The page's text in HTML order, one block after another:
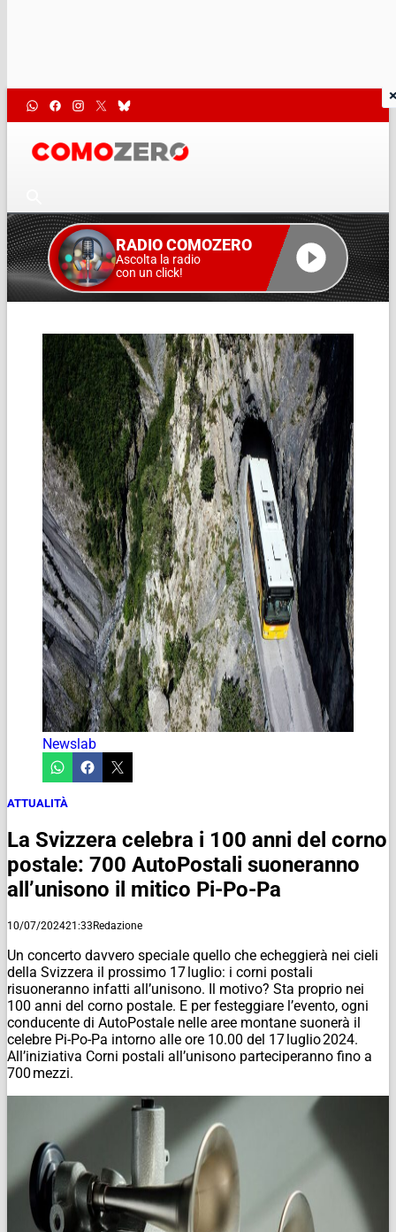
RADIO COMOZERO
Ascolta la radio
con un click!
Newslab
ATTUALITÀ
La Svizzera celebra i 100 anni del corno
postale: 700 AutoPostali suoneranno
all’unisono il mitico Pi-Po-Pa
10/07/202421:33Redazione
Un concerto davvero speciale quello che echeggierà nei cieli
della Svizzera il prossimo 17 luglio: i corni postali
risuoneranno infatti all’unisono​. Il motivo? Sta proprio nei
100 anni del corno postale. E per festeggiare l’evento, ogni
conducente di AutoPostale nelle aree montane suonerà il
celebre Pi-Po-Pa intorno alle ore 10.00 del 17 luglio 2024.
All’iniziativa Corni postali all’unisono parteciperanno fino a
700 mezzi.